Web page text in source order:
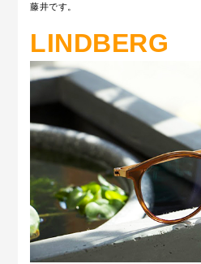
藤井です。
LINDBERG